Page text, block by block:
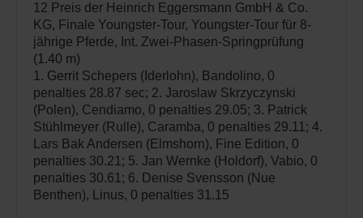
12 Preis der Heinrich Eggersmann GmbH & Co.
KG, Finale Youngster-Tour, Youngster-Tour für 8-
jährige Pferde, Int. Zwei-Phasen-Springprüfung
(1.40 m)
1. Gerrit Schepers (Iderlohn), Bandolino, 0
penalties 28.87 sec; 2. Jaroslaw Skrzyczynski
(Polen), Cendiamo, 0 penalties 29.05; 3. Patrick
Stühlmeyer (Rulle), Caramba, 0 penalties 29.11; 4.
Lars Bak Andersen (Elmshorn), Fine Edition, 0
penalties 30.21; 5. Jan Wernke (Holdorf), Vabio, 0
penalties 30.61; 6. Denise Svensson (Nue
Benthen), Linus, 0 penalties 31.15